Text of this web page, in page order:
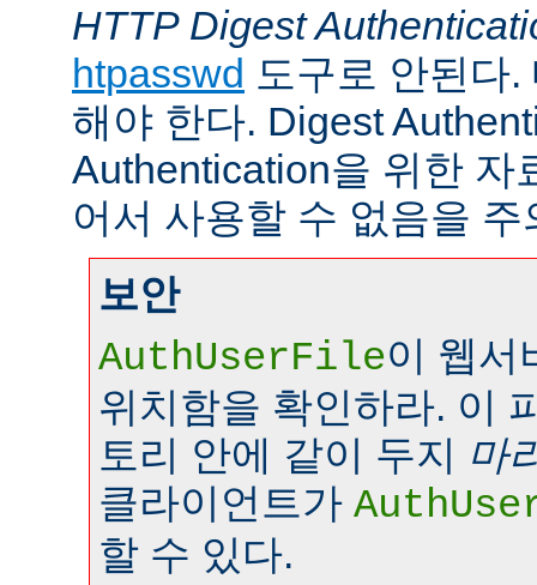
HTTP Digest
htpasswd 도구로 안된다
해야 한다. Digest
Authentication을 위한 자
어서 사용할 수 없음을 주
보안
AuthUserFile이 웹서
위치함을 확인하라. 이
토리 안에 같이 두지 마
클라이언트가
할 수 있다.